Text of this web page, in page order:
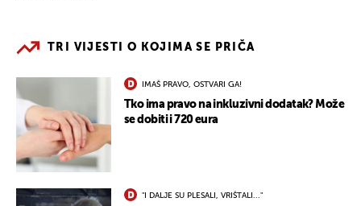
TRI VIJESTI O KOJIMA SE PRIČA
IMAŠ PRAVO, OSTVARI GA!
Tko ima pravo na inkluzivni dodatak? Može
se dobiti i 720 eura
"I DALJE SU PLESALI, VRIŠTALI..."